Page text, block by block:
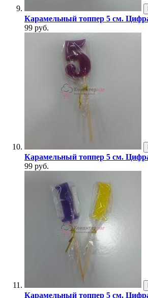
Карамельный топпер 5 см.
99 руб.
Карамельный топпер 5 см.
99 руб.
Карамельный топпер 5 см.